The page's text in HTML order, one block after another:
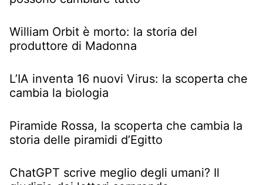
William Orbit è morto: la storia del
produttore di Madonna
L’IA inventa 16 nuovi Virus: la scoperta che
cambia la biologia
Piramide Rossa, la scoperta che cambia la
storia delle piramidi d’Egitto
ChatGPT scrive meglio degli umani? Il